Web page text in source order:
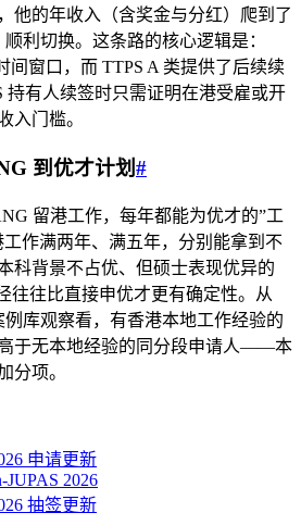
他的年收入（含奖金与分红）爬到了
利切换。这条路的核心逻辑是：
间窗口，而 TTPS A 类提供了后续续
有人续签时只需证明在港受雇或开
入门槛。
到优才计划#
留港工作，每年都能为优才的”工
作满两年、满五年，分别能拿到不
科背景不占优、但硕士表现优异的
往往比直接申优才更有确定性。从
库观察看，有香港本地工作经验的
于无本地经验的同分段申请人——本
分项。
申请更新
JUPAS 2026
抽签更新